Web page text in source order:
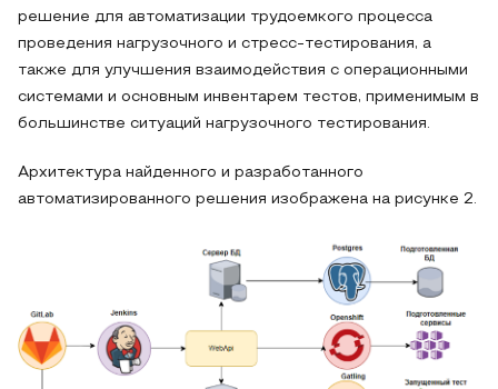
решение для автоматизации трудоемкого процесса
проведения нагрузочного и стресс-тестирования, а
также для улучшения взаимодействия с операционными
системами и основным инвентарем тестов, применимым в
большинстве ситуаций нагрузочного тестирования.
Архитектура найденного и разработанного
автоматизированного решения изображена на рисунке 2.